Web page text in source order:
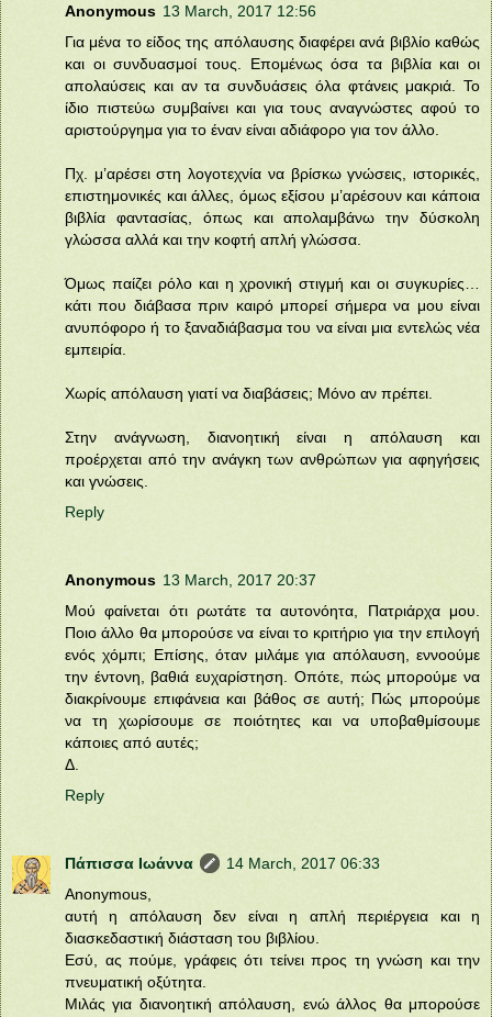
Anonymous 13 March, 2017 12:56
Για μένα το είδος της απόλαυσης διαφέρει ανά βιβλίο καθώς
και οι συνδυασμοί τους. Επομένως όσα τα βιβλία και οι
απολαύσεις και αν τα συνδυάσεις όλα φτάνεις μακριά. Το
ίδιο πιστεύω συμβαίνει και για τους αναγνώστες αφού το
αριστούργημα για το έναν είναι αδιάφορο για τον άλλο.
Πχ. μ’αρέσει στη λογοτεχνία να βρίσκω γνώσεις, ιστορικές,
επιστημονικές και άλλες, όμως εξίσου μ’αρέσουν και κάποια
βιβλία φαντασίας, όπως και απολαμβάνω την δύσκολη
γλώσσα αλλά και την κοφτή απλή γλώσσα.
Όμως παίζει ρόλο και η χρονική στιγμή και οι συγκυρίες…
κάτι που διάβασα πριν καιρό μπορεί σήμερα να μου είναι
ανυπόφορο ή το ξαναδιάβασμα του να είναι μια εντελώς νέα
εμπειρία.
Χωρίς απόλαυση γιατί να διαβάσεις; Μόνο αν πρέπει.
Στην ανάγνωση, διανοητική είναι η απόλαυση και
προέρχεται από την ανάγκη των ανθρώπων για αφηγήσεις
και γνώσεις.
Reply
Anonymous 13 March, 2017 20:37
Μού φαίνεται ότι ρωτάτε τα αυτονόητα, Πατριάρχα μου.
Ποιο άλλο θα μπορούσε να είναι το κριτήριο για την επιλογή
ενός χόμπι; Επίσης, όταν μιλάμε για απόλαυση, εννοούμε
την έντονη, βαθιά ευχαρίστηση. Οπότε, πώς μπορούμε να
διακρίνουμε επιφάνεια και βάθος σε αυτή; Πώς μπορούμε
να τη χωρίσουμε σε ποιότητες και να υποβαθμίσουμε
κάποιες από αυτές;
Δ.
Reply
Πάπισσα Ιωάννα
14 March, 2017 06:33
Anonymous,
αυτή η απόλαυση δεν είναι η απλή περιέργεια και η
διασκεδαστική διάσταση του βιβλίου.
Εσύ, ας πούμε, γράφεις ότι τείνει προς τη γνώση και την
πνευματική οξύτητα.
Μιλάς για διανοητική απόλαυση, ενώ άλλος θα μπορούσε